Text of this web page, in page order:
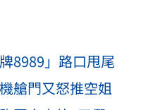
8989」路口甩尾
艙門又怒推空姐